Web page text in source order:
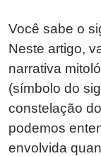
Você sabe o
Neste artigo,
narrativa
(símbolo do
constelação
podemos
envolvida